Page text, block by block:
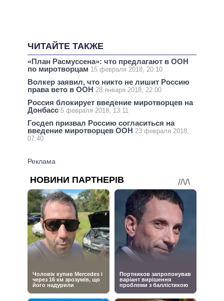
ЧИТАЙТЕ ТАКЖЕ
«План Расмуссена»: что предлагают в ООН
по миротворцам 15 февраля 2018, 20:10
Волкер заявил, что никто не лишит Россию
права вето в ООН 28 января 2018, 22:00
Россия блокирует введение миротворцев на
Донбасс 5 февраля 2018, 13:11
Госдеп призвал Россию согласиться на
введение миротворцев ООН 23 февраля 2018,
07:40